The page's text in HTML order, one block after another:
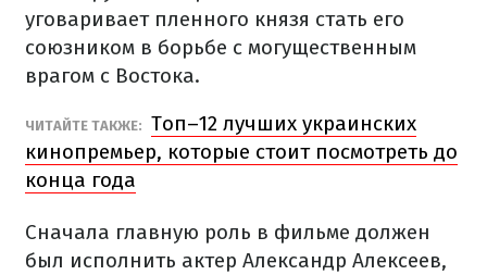
уговаривает пленного князя стать его
союзником в борьбе с могущественным
врагом с Востока.
ЧИТАЙТЕ ТАКЖЕ: Топ–12 лучших украинских
кинопремьер, которые стоит посмотреть до
конца года
Сначала главную роль в фильме должен
был исполнить актер Александр Алексеев,